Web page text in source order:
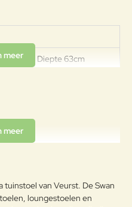
54cm Diepte 63cm
hout gebruikt voor
met een exotische
zonder dat er
hoeft te worden. Als
tuinstoel van Veurst. De Swan
loungestoelen en